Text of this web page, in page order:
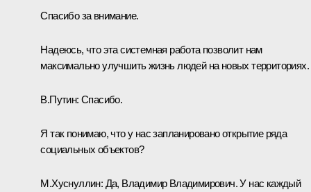
Спасибо за внимание.
Надеюсь, что эта системная работа позволит нам
максимально улучшить жизнь людей на новых территориях.
В.Путин: Спасибо.
Я так понимаю, что у нас запланировано открытие ряда
социальных объектов?
М.Хуснуллин: Да, Владимир Владимирович. У нас каждый